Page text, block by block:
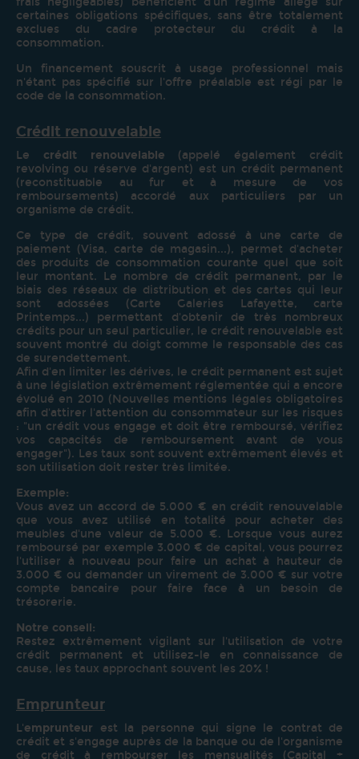
certaines obligations spécifiques, sans être totalement
exclues du cadre protecteur du crédit à la
consommation.
Un financement souscrit à usage professionnel mais
n'étant pas spécifié sur l'offre préalable est régi par le
code de la consommation.
Crédit renouvelable
Le crédit renouvelable (appelé également crédit
revolving ou réserve d'argent) est un crédit permanent
(reconstituable au fur et à mesure de vos
remboursements) accordé aux particuliers par un
organisme de crédit.
Ce type de crédit, souvent adossé à une carte de
paiement (Visa, carte de magasin...), permet d'acheter
des produits de consommation courante quel que soit
leur montant. Le nombre de crédit permanent, par le
biais des réseaux de distribution et des cartes qui leur
sont adossées (Carte Galeries Lafayette, carte
Printemps...) permettant d'obtenir de très nombreux
crédits pour un seul particulier, le crédit renouvelable est
souvent montré du doigt comme le responsable des cas
de surendettement.
Afin d'en limiter les dérives, le crédit permanent est sujet
à une législation extrêmement réglementée qui a encore
évolué en 2010 (Nouvelles mentions légales obligatoires
afin d'attirer l'attention du consommateur sur les risques
: "un crédit vous engage et doit être remboursé, vérifiez
vos capacités de remboursement avant de vous
engager"). Les taux sont souvent extrêmement élevés et
son utilisation doit rester très limitée.
Exemple:
Vous avez un accord de 5.000 € en crédit renouvelable
que vous avez utilisé en totalité pour acheter des
meubles d'une valeur de 5.000 €. Lorsque vous aurez
remboursé par exemple 3.000 € de capital, vous pourrez
l'utiliser à nouveau pour faire un achat à hauteur de
3.000 € ou demander un virement de 3.000 € sur votre
compte bancaire pour faire face à un besoin de
trésorerie.
Notre conseil:
Restez extrêmement vigilant sur l'utilisation de votre
crédit permanent et utilisez-le en connaissance de
cause, les taux approchant souvent les 20% !
Emprunteur
L'emprunteur est la personne qui signe le contrat de
crédit et s'engage auprès de la banque ou de l'organisme
de crédit à rembourser les mensualités (Capital +